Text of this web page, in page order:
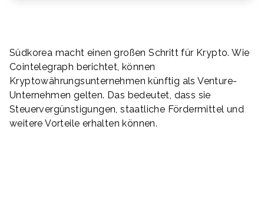
Südkorea macht einen großen Schritt für Krypto. Wie
Cointelegraph berichtet, können
Kryptowährungsunternehmen künftig als Venture-
Unternehmen gelten. Das bedeutet, dass sie
Steuervergünstigungen, staatliche Fördermittel und
weitere Vorteile erhalten können.